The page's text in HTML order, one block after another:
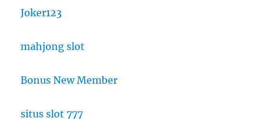
Joker123
mahjong slot
Bonus New Member
situs slot 777